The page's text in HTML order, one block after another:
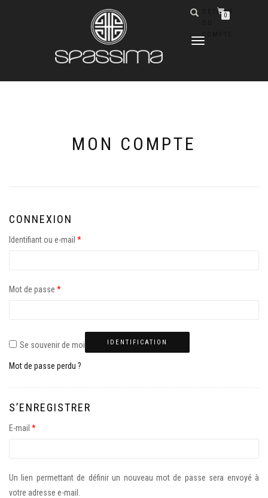
DÉPLIER
DÉTAILS
0
MON COMPTE
CONNEXION
Identifiant ou e-mail *
Mot de passe *
Se souvenir de moi IDENTIFICATION
Mot de passe perdu ?
S’ENREGISTRER
E-mail *
Un lien permettant de définir un nouveau mot de passe sera envoyé à
votre adresse e-mail.